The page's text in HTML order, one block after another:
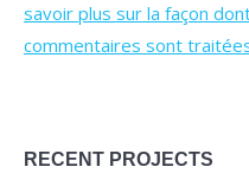
savoir plus sur la façon
commentaires sont
RECENT PROJECTS